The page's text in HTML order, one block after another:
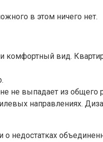
в этом ничего нет.
вид.
не выпадает из общего
направлениях.
недостатках